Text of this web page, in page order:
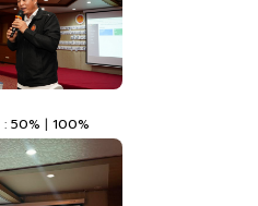
50% | 100%